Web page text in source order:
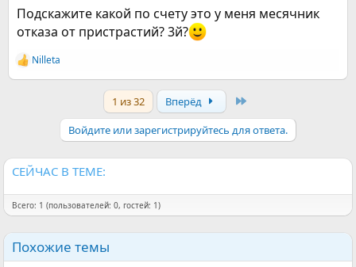
Подскажите какой по счету это у меня месячник
отказа от пристрастий? 3й?
Р
е
Nilleta
1 из 32 Вперёд
Войдите или зарегистрируйтесь для ответа.
СЕЙЧАС В ТЕМЕ:
Всего: 1 (пользователей: 0, гостей: 1)
Похожие темы